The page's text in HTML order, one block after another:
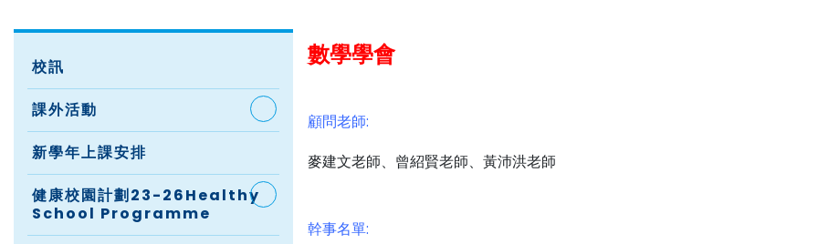
校訊
課外活動
新學年上課安排
健康校園計劃23-26Healthy
School Programme
數學學會
顧問老師:
麥建文老師、曾紹賢老師、黃沛洪老師
幹事名單: